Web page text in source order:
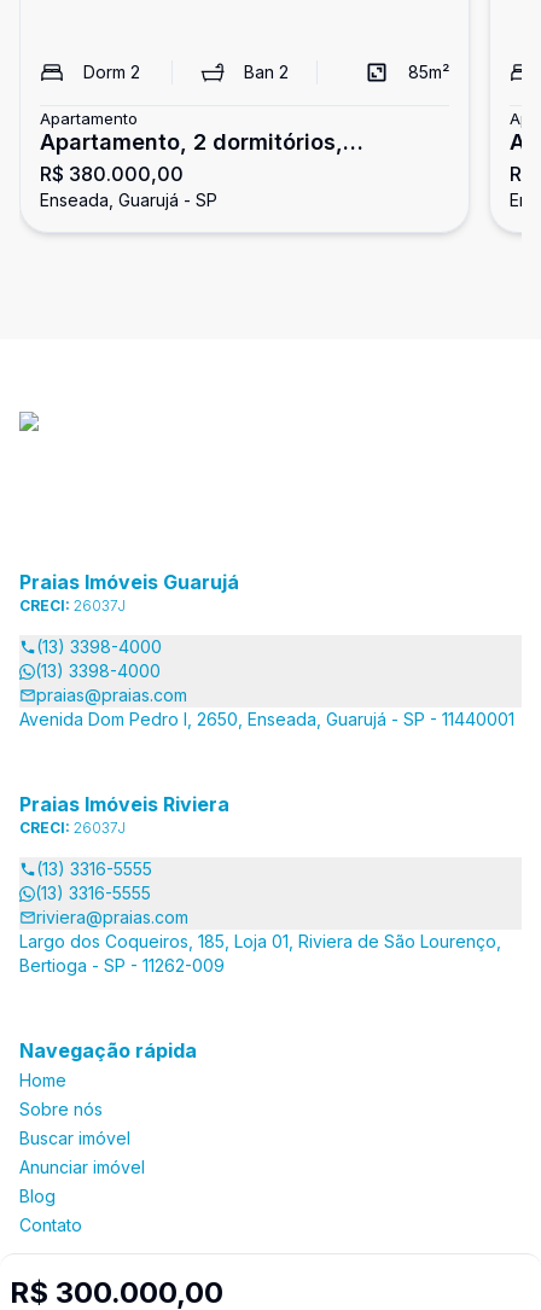
Dorm 2 Ban2 85m²
Apartamento
Apartamento, 2 dormitórios,
Enseada, Guarujá
R$ 380.000,00
Enseada, Guarujá - SP
R$ 300.000,00
Praias Imóveis Guarujá
CRECI: 26037J
(13) 3398-4000
(13) 3398-4000
praias@praias.com
Avenida Dom Pedro I, 2650, Enseada, Guarujá - SP - 11440001
Praias Imóveis Riviera
CRECI: 26037J
(13) 3316-5555
(13) 3316-5555
riviera@praias.com
Largo dos Coqueiros, 185, Loja 01, Riviera de São Lourenço,
Bertioga - SP - 11262-009
Navegação rápida
Home
Sobre nós
Buscar imóvel
Anunciar imóvel
Blog
Contato